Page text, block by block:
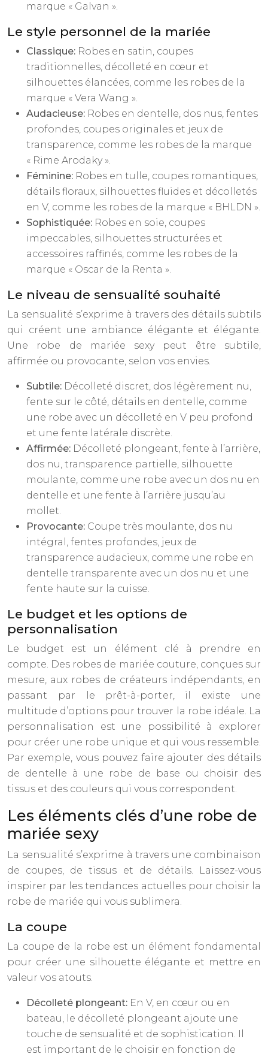
marque « Galvan ».
Le style personnel de la mariée
Classique: Robes en satin, coupes
traditionnelles, décolleté en cœur et
silhouettes élancées, comme les robes de la
marque « Vera Wang ».
Audacieuse: Robes en dentelle, dos nus, fentes
profondes, coupes originales et jeux de
transparence, comme les robes de la marque
« Rime Arodaky ».
Féminine: Robes en tulle, coupes romantiques,
détails floraux, silhouettes fluides et décolletés
en V, comme les robes de la marque « BHLDN ».
Sophistiquée: Robes en soie, coupes
impeccables, silhouettes structurées et
accessoires raffinés, comme les robes de la
marque « Oscar de la Renta ».
Le niveau de sensualité souhaité
La sensualité s’exprime à travers des détails subtils
qui créent une ambiance élégante et élégante.
Une robe de mariée sexy peut être subtile,
affirmée ou provocante, selon vos envies.
Subtile: Décolleté discret, dos légèrement nu,
fente sur le côté, détails en dentelle, comme
une robe avec un décolleté en V peu profond
et une fente latérale discrète.
Affirmée: Décolleté plongeant, fente à l’arrière,
dos nu, transparence partielle, silhouette
moulante, comme une robe avec un dos nu en
dentelle et une fente à l’arrière jusqu’au
mollet.
Provocante: Coupe très moulante, dos nu
intégral, fentes profondes, jeux de
transparence audacieux, comme une robe en
dentelle transparente avec un dos nu et une
fente haute sur la cuisse.
Le budget et les options de
personnalisation
Le budget est un élément clé à prendre en
compte. Des robes de mariée couture, conçues sur
mesure, aux robes de créateurs indépendants, en
passant par le prêt-à-porter, il existe une
multitude d’options pour trouver la robe idéale. La
personnalisation est une possibilité à explorer
pour créer une robe unique et qui vous ressemble.
Par exemple, vous pouvez faire ajouter des détails
de dentelle à une robe de base ou choisir des
tissus et des couleurs qui vous correspondent.
Les éléments clés d’une robe de
mariée sexy
La sensualité s’exprime à travers une combinaison
de coupes, de tissus et de détails. Laissez-vous
inspirer par les tendances actuelles pour choisir la
robe de mariée qui vous sublimera.
La coupe
La coupe de la robe est un élément fondamental
pour créer une silhouette élégante et mettre en
valeur vos atouts.
Décolleté plongeant: En V, en cœur ou en
bateau, le décolleté plongeant ajoute une
touche de sensualité et de sophistication. Il
est important de le choisir en fonction de